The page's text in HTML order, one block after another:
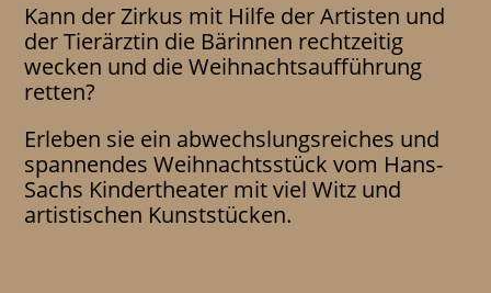
Kann der Zirkus mit Hilfe der Artisten und
der Tierärztin die Bärinnen rechtzeitig
wecken und die Weihnachtsaufführung
retten?
Erleben sie ein abwechslungsreiches und
spannendes Weihnachtsstück vom Hans-
Sachs Kindertheater mit viel Witz und
artistischen Kunststücken.